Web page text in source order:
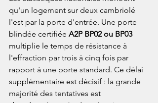
qu'un logement sur deux cambriolé
l'est par la porte d'entrée. Une porte
blindée certifiée A2P BP02 ou BP03
multiplie le temps de résistance à
l'effraction par trois à cinq fois par
rapport à une porte standard. Ce délai
supplémentaire est décisif : la grande
majorité des tentatives est